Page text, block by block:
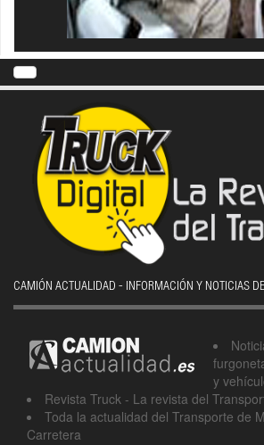
CAMIÓN ACTUALIDAD - INFORMACIÓN Y NOTICIAS
y
Revista Truck - La revista del
Toda la actualidad del Transporte de
Carretera